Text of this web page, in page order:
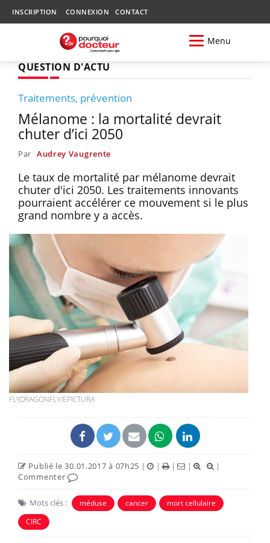
INSCRIPTION CONNEXION CONTACT
Menu
QUESTION D'ACTU
Traitements, prévention
Mélanome : la mortalité devrait
chuter d’ici 2050
Par Audrey Vaugrente
Le taux de mortalité par mélanome devrait
chuter d'ici 2050. Les traitements innovants
pourraient accélérer ce mouvement si le plus
grand nombre y a accès.
FLYDRAGONFLY/EPICTURA
Publié le 30.01.2017 à 07h25 | | | |
|
Commenter
Mots clés : méduse cancer
mort cellulaire
CIRC